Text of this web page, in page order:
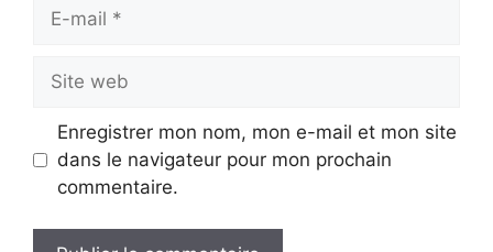
mail
web
Enregistrer mon nom, mon e-mail et mon site
dans le navigateur pour mon prochain
commentaire.